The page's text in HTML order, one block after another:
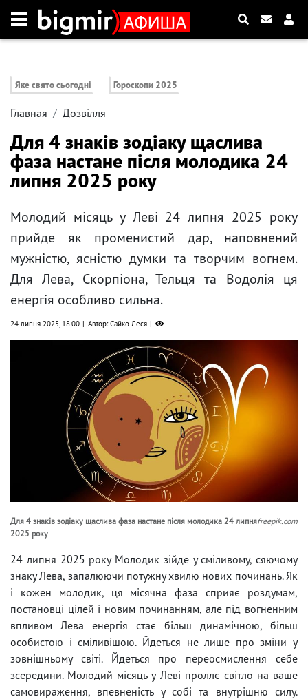
Яке свято сьогодні Гороскопи 2025
Главная Дозвілля
Для 4 знаків зодіаку щаслива
фаза настане після молодика 24
липня 2025 року
Молодий місяць у Леві 24 липня 2025 року
прийде як променистий дар, наповнений
мужністю, ясністю думки та творчим вогнем.
Для Лева, Скорпіона, Тельця та Водолія ця
енергія особливо сильна.
24 липня 2025, 18:00 Автор: Сайко Леся
Для 4 знаків зодіаку щаслива фаза настане після молодика 24 липня
2025 року
freepik.com
24 липня 2025 року Молодик зійде у сміливому, сяючому
знаку Лева, запалюючи потужну хвилю нових починань. Як
і кожен молодик, ця місячна фаза сприяє роздумам,
постановці цілей і новим починанням, але під вогненним
впливом Лева енергія стає більш динамічною, більш
особистою і сміливішою. Йдеться не лише про зміни у
зовнішньому світі. Йдеться про переосмислення себе
зсередини. Молодий місяць у Леві проллє світло на ваше
самовираження, впевненість у собі та внутрішню силу.